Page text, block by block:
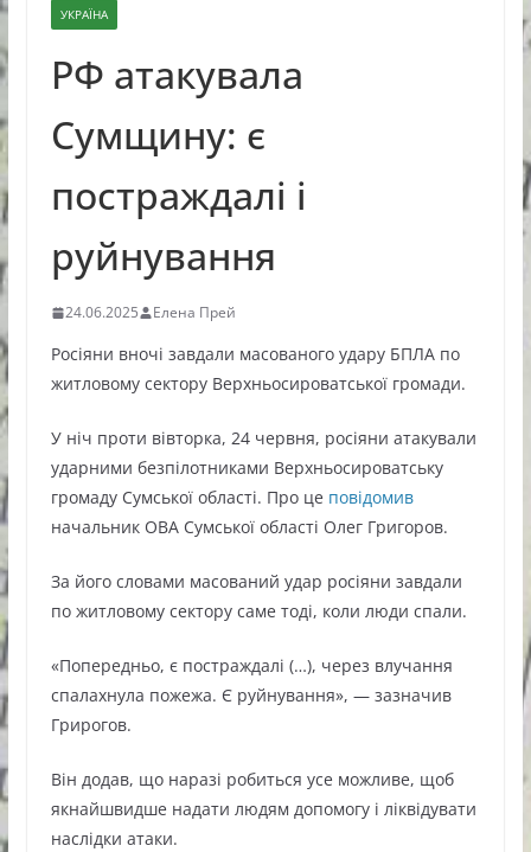
УКРАЇНА
РФ атакувала
Сумщину: є
постраждалі і
руйнування
24.06.2025 Елена Прей
Росіяни вночі завдали масованого удару БПЛА по
житловому сектору Верхньосироватської громади.
У ніч проти вівторка, 24 червня, росіяни атакували
ударними безпілотниками Верхньосироватську
громаду Сумської області. Про це повідомив
начальник ОВА Сумської області Олег Григоров.
За його словами масований удар росіяни завдали
по житловому сектору саме тоді, коли люди спали.
«Попередньо, є постраждалі (…), через влучання
спалахнула пожежа. Є руйнування», — зазначив
Грирогов.
Він додав, що наразі робиться усе можливе, щоб
якнайшвидше надати людям допомогу і ліквідувати
наслідки атаки.